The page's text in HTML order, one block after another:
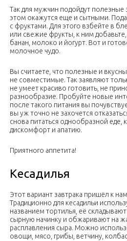
Так для мужчин подойдут полезные
этом окажутся еще и сытными.
с фруктами. Для этого взбейте в
или свежие фрукты, к ним
банан, молоко и йогурт. Вот и
молочное чудо.
Вы считаете, что полезные и
не совместимые. Так заявляют
не умеет красиво готовить, не
разнообразие. Пробуйте новые
после такого питания вы
вы уж точно не захочется
снова питаться однообразной еде,
дискомфорт и апатию.
Приятного аппетита!
Кесадилья
Этот вариант завтрака пришёл к
Традиционно для кесадильи
названием тортилья, её
сырную начинку и обжаривают на
расплавления сыра. Можно
овощи, мясо, грибы, ветчину,